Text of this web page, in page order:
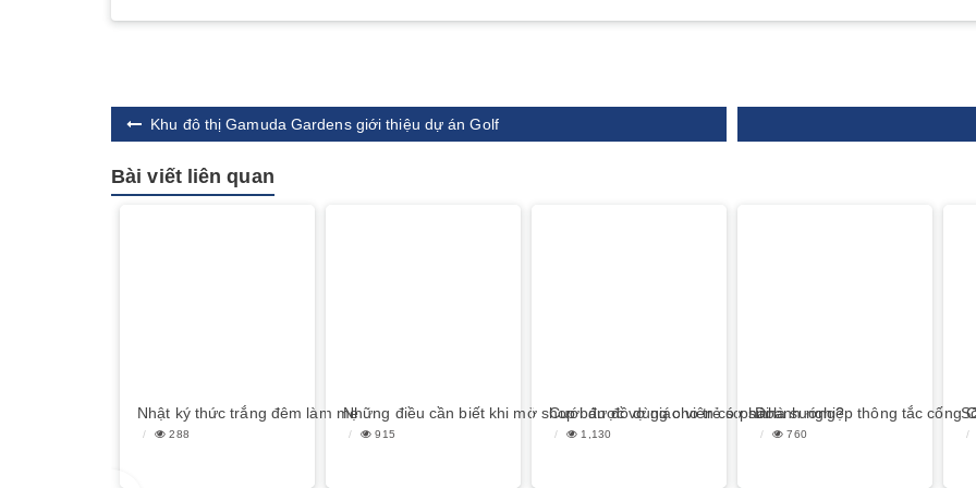
Khu đô thị Gamuda Gardens giới thiệu dự án Golf
Bài viết liên quan
Nhật ký thức trắng đêm làm mẹ
288
Những điều cần biết khi mở shop bán đồ dùng cho trẻ sơ sinh
915
Cưới được vợ giáo viên có phải là sướng?
1,130 760